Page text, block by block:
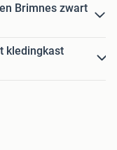
Brimnes zwart
kledingkast